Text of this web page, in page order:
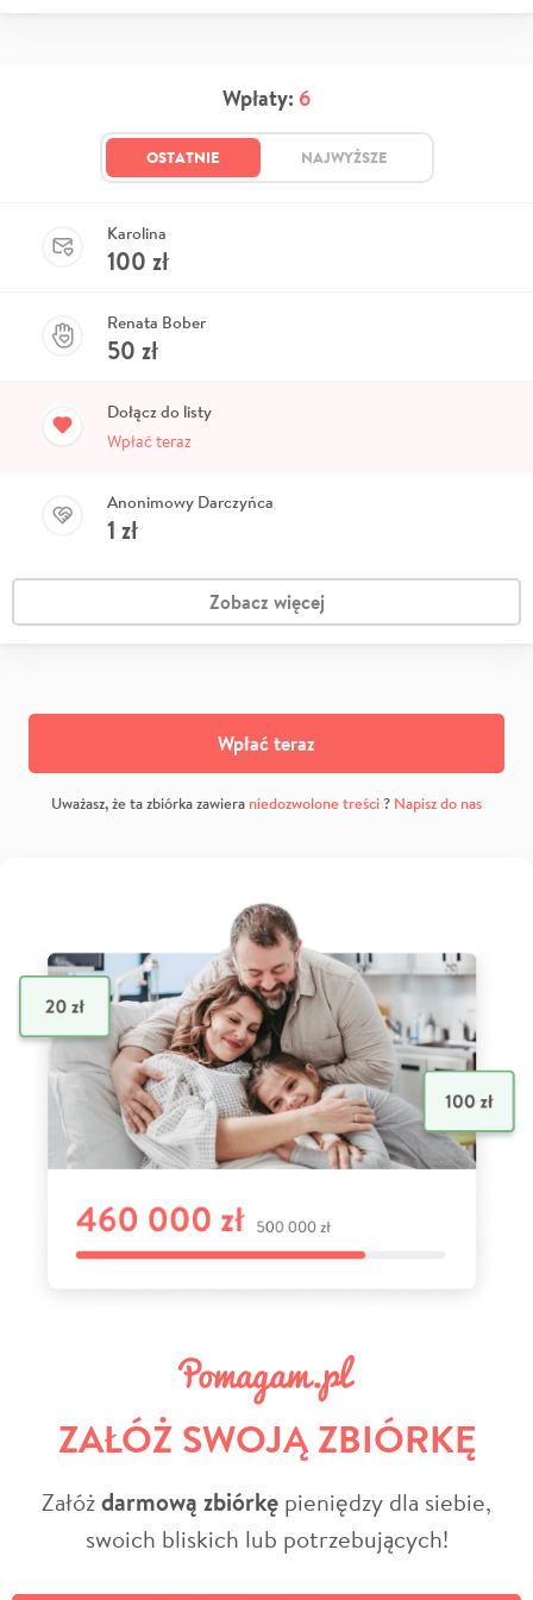
Wpłaty: 6
OSTATNIE NAJWYŻSZE
Karolina
100 zł
Renata Bober
50 zł
Dołącz do listy
Wpłać teraz
Anonimowy Darczyńca
1 zł
Zobacz więcej
Wpłać teraz
Uważasz, że ta zbiórka zawiera niedozwolone treści? Napisz do nas
ZAŁÓŻ SWOJĄ ZBIÓRKĘ
Załóżdarmową zbiórkę pieniędzy dla siebie,
swoich bliskich lub potrzebujących!